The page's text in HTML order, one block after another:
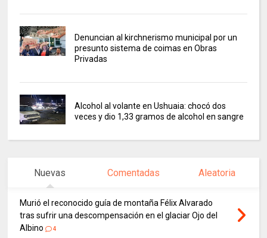
Denuncian al kirchnerismo municipal por un
presunto sistema de coimas en Obras
Privadas
Alcohol al volante en Ushuaia: chocó dos
veces y dio 1,33 gramos de alcohol en sangre
Nuevas Comentadas Aleatoria
Murió el reconocido guía de montaña Félix Alvarado
tras sufrir una descompensación en el glaciar Ojo del
Albino
4